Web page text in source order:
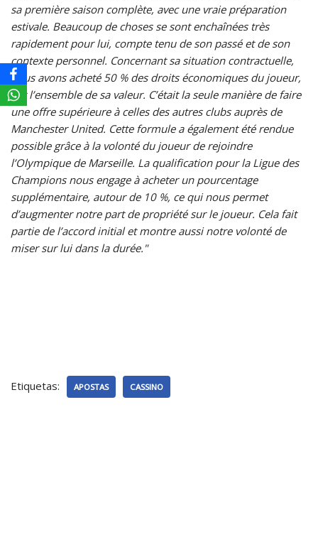
sa première saison complète, avec une vraie préparation
estivale. Beaucoup de choses se sont enchaînées très
rapidement pour lui, compte tenu de son passé et de son
contexte personnel. Concernant sa situation contractuelle,
nous avons acheté 50 % des droits économiques du joueur,
sur l’ensemble de sa valeur. C’était la seule manière de faire
une offre supérieure à celles des autres clubs auprès de
Manchester United. Cette formule a également été rendue
possible grâce à la volonté du joueur de rejoindre
l’Olympique de Marseille. La qualification pour la Ligue des
Champions nous engage à acheter un pourcentage
supplémentaire, autour de 10 %, ce qui nous permet
d’augmenter notre part de propriété sur le joueur. Cela fait
partie de l’accord initial et montre aussi notre volonté de
miser sur lui dans la durée."
Etiquetas: APOSTAS CASSINO